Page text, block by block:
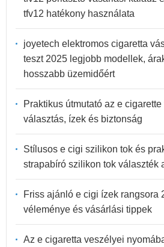
tfv12 hatékony használata
joyetech elektromos cigaretta
teszt 2025 legjobb modellek,
hosszabb üzemidőért
Praktikus útmutató az e
választás, ízek és biztonság
Stílusos e cigi szilikon tok és
strapabíró szilikon tok választék
Friss ajánló e cigi ízek
véleménye és vásárlási tippek
Az e cigaretta veszélyei